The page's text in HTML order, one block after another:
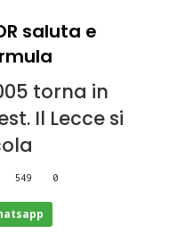
saluta e
torna in
Il Lecce si
549 0